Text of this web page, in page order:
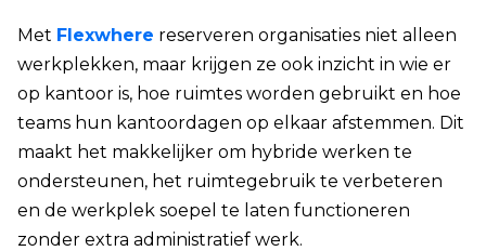
Met Flexwhere reserveren organisaties niet alleen
werkplekken, maar krijgen ze ook inzicht in wie er
op kantoor is, hoe ruimtes worden gebruikt en hoe
teams hun kantoordagen op elkaar afstemmen. Dit
maakt het makkelijker om hybride werken te
ondersteunen, het ruimtegebruik te verbeteren
en de werkplek soepel te laten functioneren
zonder extra administratief werk.